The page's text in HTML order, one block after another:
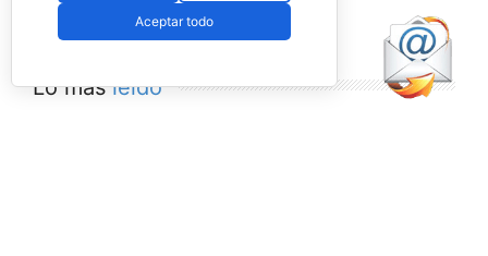
Lo másleído
Aceptar todo